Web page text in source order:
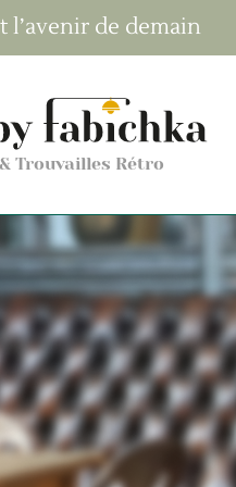
l’avenir de demain
Trouvailles Rétro